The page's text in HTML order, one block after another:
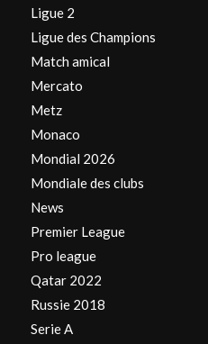
Ligue 2
Ligue des Champions
Match amical
Mercato
Metz
Monaco
Mondial 2026
Mondiale des clubs
News
Premier League
Pro league
Qatar 2022
Russie 2018
Serie A